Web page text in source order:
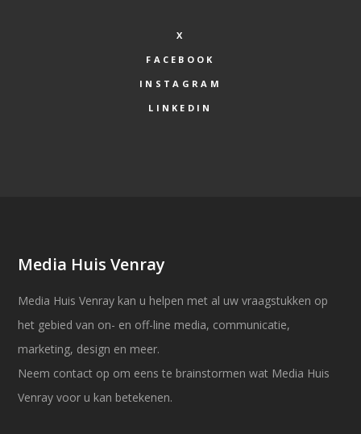
X
FACEBOOK
INSTAGRAM
LINKEDIN
Media Huis Venray
Media Huis Venray kan u helpen met al uw vraagstukken op
het gebied van on- en off-line media, communicatie,
marketing, design en meer.
Neem contact op om eens te brainstormen wat Media Huis
Venray voor u kan betekenen.